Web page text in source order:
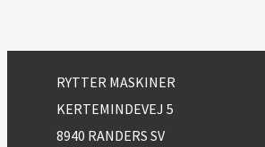
RYTTER MASKINER
KERTEMINDEVEJ 5
8940 RANDERS SV